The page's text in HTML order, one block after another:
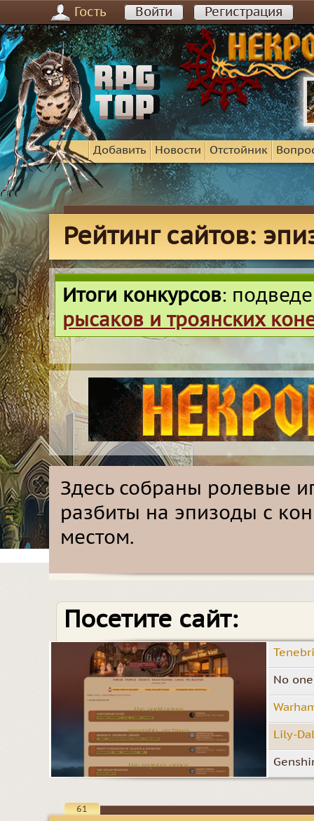
Гость Войти Регистрация
Добавить Новости Отстойник
Рейтинг сайтов:
Итоги конкурсов:
рысаков и троянских
Здесь собраны ролевые
разбиты на эпизоды с
местом.
Посетите сайт:
No
Lily-
61